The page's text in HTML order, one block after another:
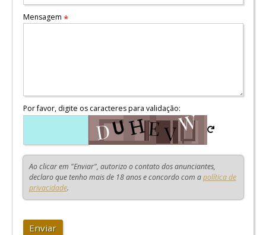
Mensagem *
Por favor, digite os caracteres para validação:
Ao clicar em "Enviar", autorizo o contato dos anunciantes,
declaro que tenho mais de 18 anos e concordo com apolítica de
privacidade.
Enviar